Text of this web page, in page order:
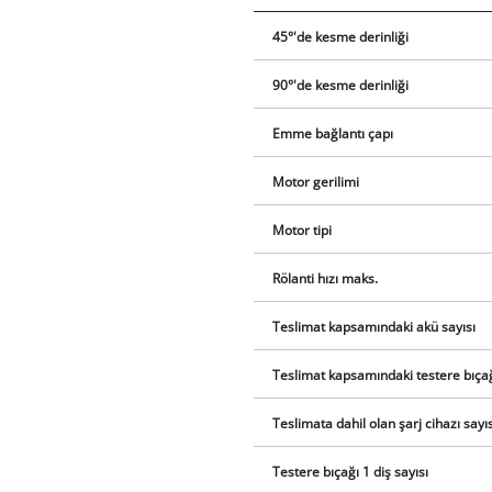
45°'de kesme derinliği
90°'de kesme derinliği
Emme bağlantı çapı
Motor gerilimi
Motor tipi
Rölanti hızı maks.
Teslimat kapsamındaki akü sayısı
Teslimat kapsamındaki testere
Teslimata dahil olan şarj cihazı
Testere bıçağı 1 diş sayısı